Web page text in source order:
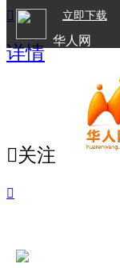
立即下载
华人网

详情
关注
